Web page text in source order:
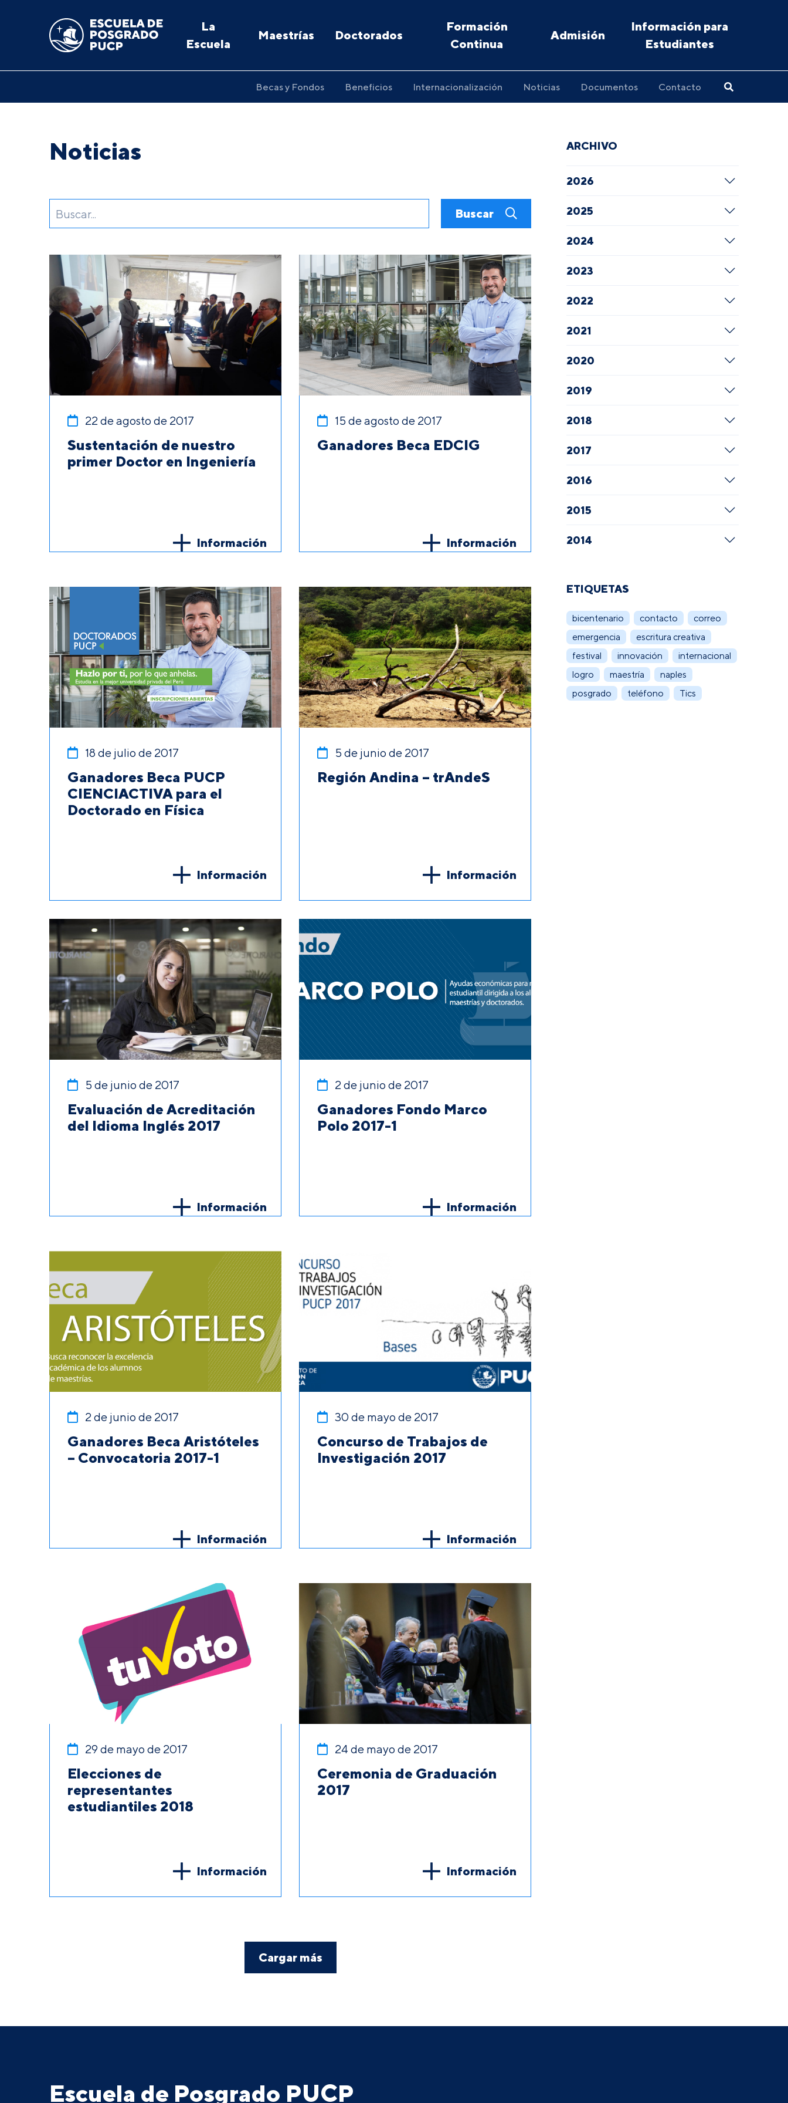
La
Escuela
Maestrías Doctorados
Formación
Continua
Admisión
Información para
Estudiantes
Becas y Fondos Beneficios Internacionalización Noticias Documentos Contacto
Noticias
Buscar
22 de agosto de 2017
Sustentación de nuestro
primer Doctor en Ingeniería
Información
15 de agosto de 2017
Ganadores Beca EDCIG
Información
18 de julio de 2017
Ganadores Beca PUCP
CIENCIACTIVA para el
Doctorado en Física
Información
5 de junio de 2017
Región Andina – trAndeS
Información
5 de junio de 2017
Evaluación de Acreditación
del Idioma Inglés 2017
Información
2 de junio de 2017
Ganadores Fondo Marco
Polo 2017-1
Información
2 de junio de 2017
Ganadores Beca Aristóteles
– Convocatoria 2017-1
Información
30 de mayo de 2017
Concurso de Trabajos de
Investigación 2017
Información
29 de mayo de 2017
Elecciones de
representantes
estudiantiles 2018
Información
24 de mayo de 2017
Ceremonia de Graduación
2017
Información
Cargar más
ARCHIVO
2026
2025
2024
2023
2022
2021
2020
2019
2018
2017
2016
2015
2014
ETIQUETAS
bicentenario contacto
correo
emergencia
escritura creativa
festival
innovación
internacional
logro
maestría
naples
posgrado
teléfono Tics
Escuela de Posgrado PUCP